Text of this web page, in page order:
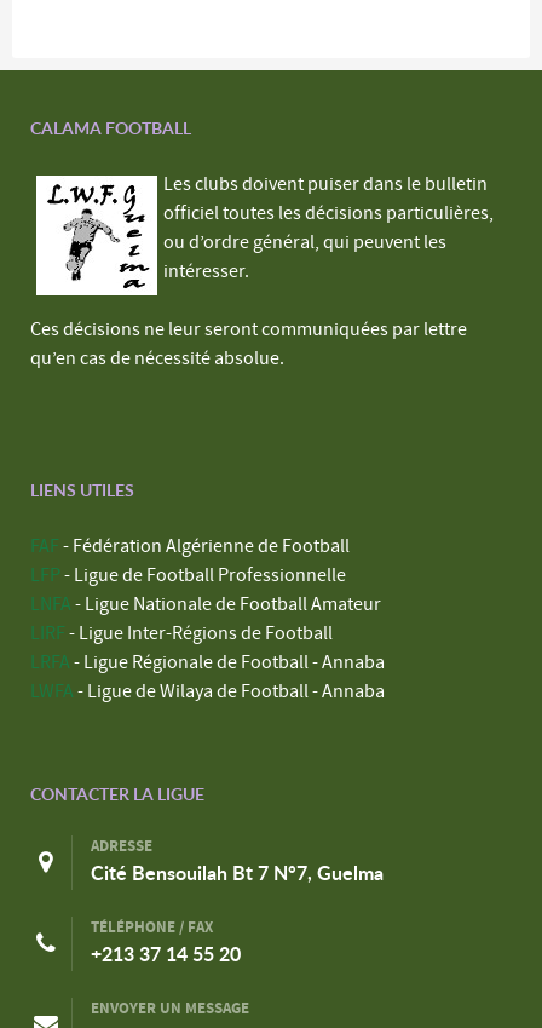
CALAMA FOOTBALL
Les clubs doivent puiser dans le bulletin
officiel toutes les décisions particulières,
ou d’ordre général, qui peuvent les
intéresser.
Ces décisions ne leur seront communiquées par lettre
qu’en cas de nécessité absolue.
LIENS UTILES
FAF - Fédération Algérienne de Football
LFP - Ligue de Football Professionnelle
LNFA - Ligue Nationale de Football Amateur
LIRF - Ligue Inter-Régions de Football
LRFA - Ligue Régionale de Football - Annaba
LWFA - Ligue de Wilaya de Football - Annaba
CONTACTER LA LIGUE
ADRESSE
Cité Bensouilah Bt 7 N°7, Guelma
TÉLÉPHONE / FAX
+213 37 14 55 20
ENVOYER UN MESSAGE